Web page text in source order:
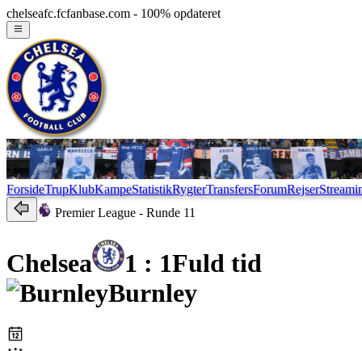
chelseafc.fcfanbase.com - 100% opdateret
ForsideTrupKlubKampeStatistikRygterTransfersForumRejser
Premier League - Runde 11
Chelsea 1 : 1Fuld tid
Burnley